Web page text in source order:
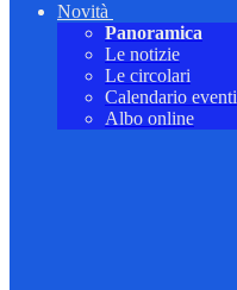
Novità
Panoramica
Le notizie
Le circolari
Calendario eventi
Albo online